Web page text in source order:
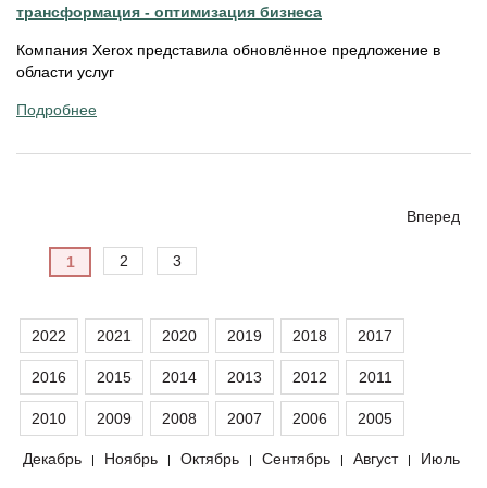
трансформация - оптимизация бизнеса
Компания Xerox представила обновлённое предложение в
области услуг
Подробнее
Вперед
1 2 3
2022 2021 2020 2019 2018 2017
2016 2015 2014 2013 2012 2011
2010 2009 2008 2007 2006 2005
Декабрь | Ноябрь | Октябрь | Сентябрь | Август | Июль